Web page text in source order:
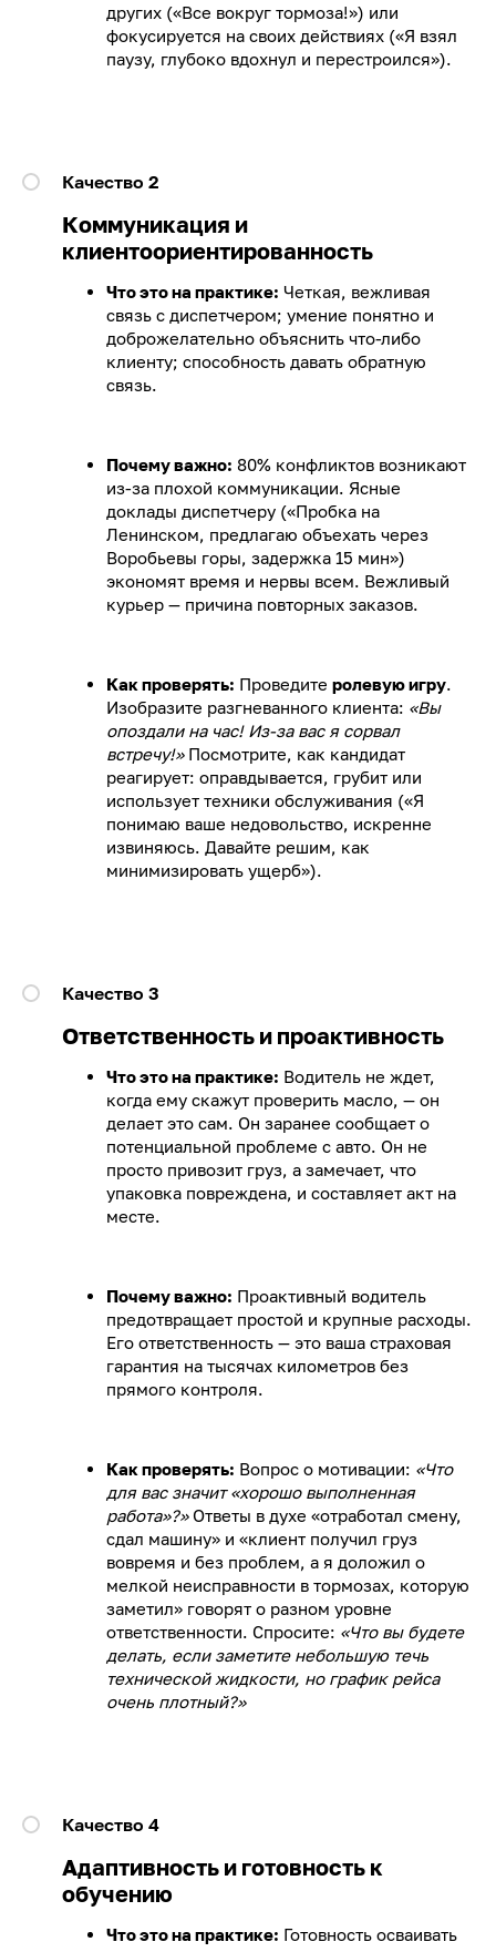
других («Все вокруг тормоза!») или
фокусируется на своих действиях («Я взял
паузу, глубоко вдохнул и перестроился»).
Качество 2
Коммуникация и
клиентоориентированность
Что это на практике: Четкая, вежливая
связь с диспетчером; умение понятно и
доброжелательно объяснить что-либо
клиенту; способность давать обратную
связь.
Почему важно: 80% конфликтов возникают
из-за плохой коммуникации. Ясные
доклады диспетчеру («Пробка на
Ленинском, предлагаю объехать через
Воробьевы горы, задержка 15 мин»)
экономят время и нервы всем. Вежливый
курьер — причина повторных заказов.
Как проверять: Проведите ролевую игру.
Изобразите разгневанного клиента: «Вы
опоздали на час! Из-за вас я сорвал
встречу!»Посмотрите, как кандидат
реагирует: оправдывается, грубит или
использует техники обслуживания («Я
понимаю ваше недовольство, искренне
извиняюсь. Давайте решим, как
минимизировать ущерб»).
Качество 3
Ответственность и проактивность
Что это на практике: Водитель не ждет,
когда ему скажут проверить масло, — он
делает это сам. Он заранее сообщает о
потенциальной проблеме с авто. Он не
просто привозит груз, а замечает, что
упаковка повреждена, и составляет акт на
месте.
Почему важно: Проактивный водитель
предотвращает простой и крупные расходы.
Его ответственность — это ваша страховая
гарантия на тысячах километров без
прямого контроля.
Как проверять: Вопрос о мотивации: «Что
для вас значит «хорошо выполненная
работа»?»Ответы в духе «отработал смену,
сдал машину» и «клиент получил груз
вовремя и без проблем, а я доложил о
мелкой неисправности в тормозах, которую
заметил» говорят о разном уровне
ответственности. Спросите: «Что вы будете
делать, если заметите небольшую течь
технической жидкости, но график рейса
очень плотный?»
Качество 4
Адаптивность и готовность к
обучению
Что это на практике: Готовность осваивать